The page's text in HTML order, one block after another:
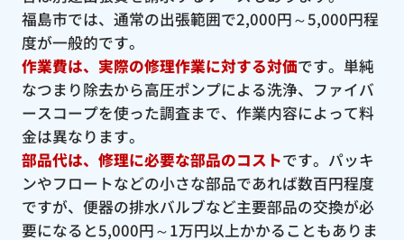
福島市では、通常の出張範囲で2,000円～5,000円程
度が一般的です。
作業費は、実際の修理作業に対する対価です。単純
なつまり除去から高圧ポンプによる洗浄、ファイバ
ースコープを使った調査まで、作業内容によって料
金は異なります。
部品代は、修理に必要な部品のコストです。パッキ
ンやフロートなどの小さな部品であれば数百円程度
ですが、便器の排水バルブなど主要部品の交換が必
要になると5,000円～1万円以上かかることもありま